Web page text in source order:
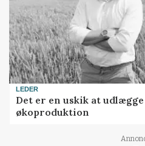
LEDER
Det er en uskik at
økoproduktion